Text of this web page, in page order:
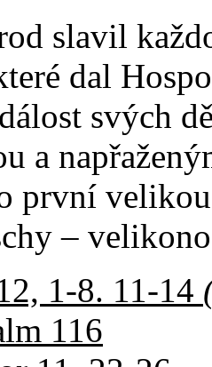
slavil
dal
svých
a
první
–
1-8. 11-14
116